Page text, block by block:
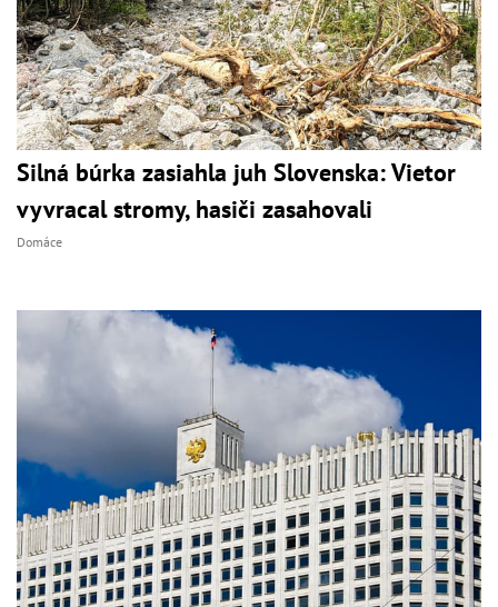
Silná búrka zasiahla juh Slovenska: Vietor
vyvracal stromy, hasiči zasahovali
Domáce